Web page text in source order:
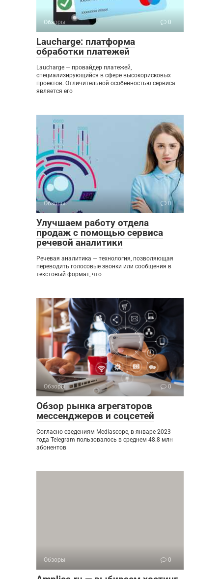
Обзоры 0
Laucharge: платформа
обработки платежей
Laucharge — провайдер платежей,
специализирующийся в сфере высокорисковых
проектов. Отличительной особенностью сервиса
является его
Обзоры 0
Улучшаем работу отдела
продаж с помощью сервиса
речевой аналитики
Речевая аналитика — технология, позволяющая
переводить голосовые звонки или сообщения в
текстовый формат, что
Обзоры 0
Обзор рынка агрегаторов
мессенджеров и соцсетей
Согласно сведениям Mediascope, в январе 2023
года Telegram пользовалось в среднем 48.8 млн
абонентов
Обзоры 0